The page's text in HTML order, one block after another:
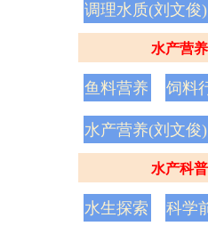
调理水质(刘文俊)
水产营
鱼料营养 饲料
水产营养(刘文俊)
水产科
水生探索 科学